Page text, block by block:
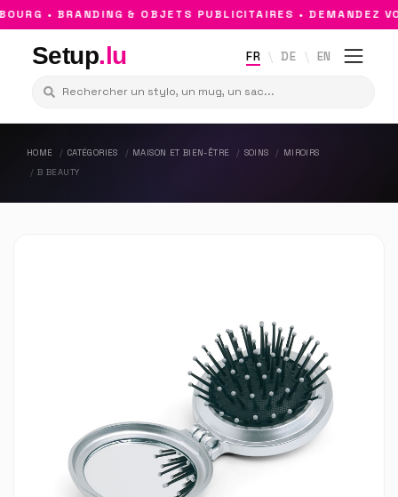
• BRANDING & OBJETS PUBLICITAIRES • DEMANDEZ
Setup.lu FR DE EN
HOME CATÉGORIES MAISON ET BIEN-ÊTRE SOINS
MIROIRS
B BEAUTY